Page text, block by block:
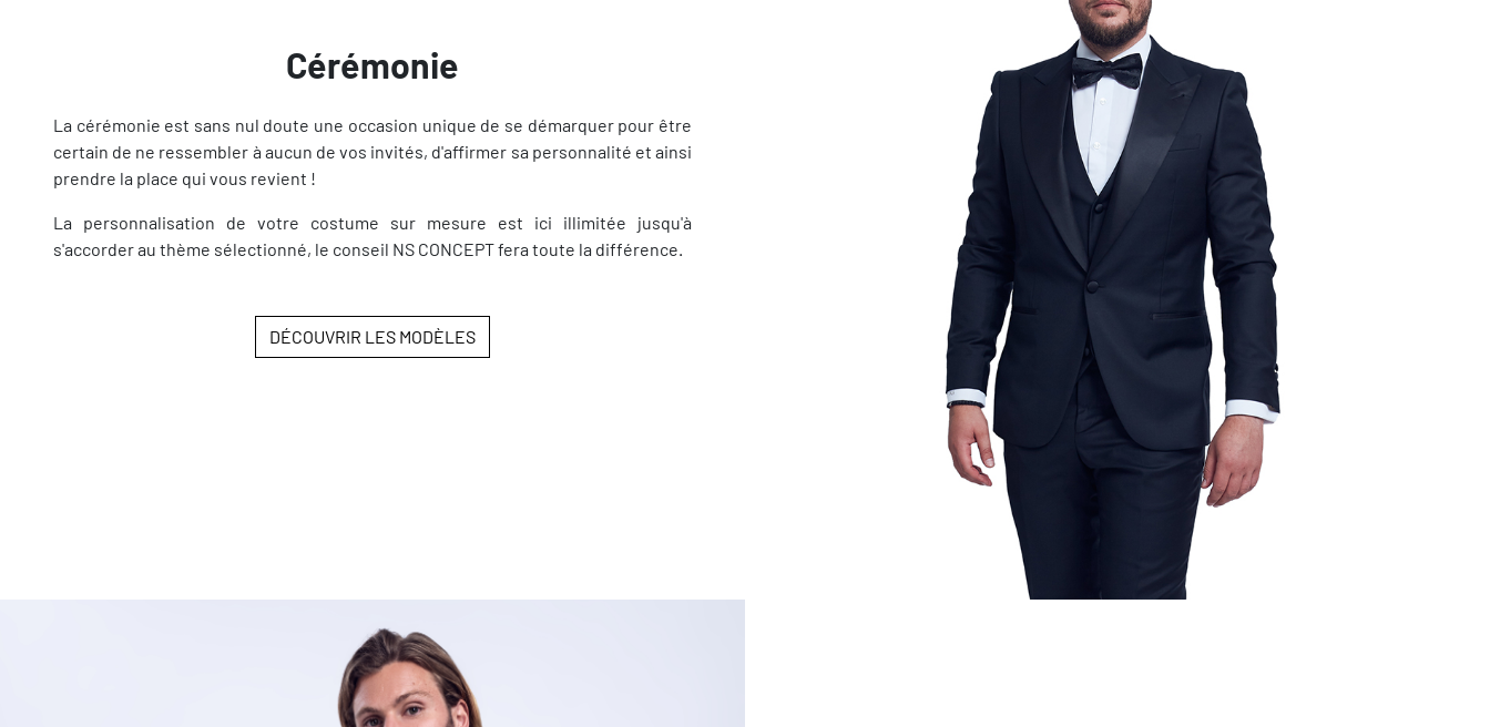
Cérémonie
La cérémonie est sans nul doute une occasion unique de se démarquer pour être
certain de ne ressembler à aucun de vos invités, d'affirmer sa personnalité et ainsi
prendre la place qui vous revient !
La personnalisation de votre costume sur mesure est ici illimitée jusqu'à
s'accorder au thème sélectionné, le conseil NS CONCEPT fera toute la différence.
DÉCOUVRIR LES MODÈLES